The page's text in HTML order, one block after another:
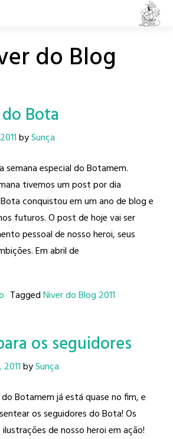
do Blog
Bota
bySunça
semana especial do Botamem.
tivemos um post por dia
conquistou em um ano de blog e
futuros. O post de hoje vai ser
pessoal de nosso heroi, seus
Em abril de
TaggedNiver do Blog 2011
os seguidores
bySunça
Botamem já está quase no fim, e
os seguidores do Bota! Os
de nosso heroi em ação!